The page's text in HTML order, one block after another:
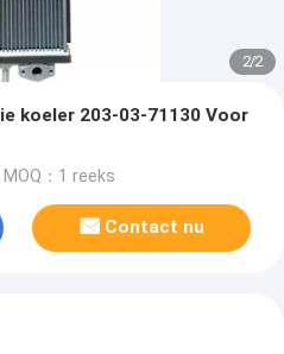
2/2
koeler 203-03-71130 Voor
MOQ：1 reeks
Contact nu